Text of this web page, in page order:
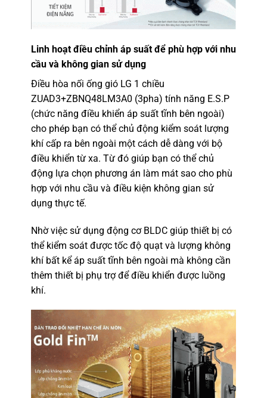
Linh hoạt điều chỉnh áp suất để phù hợp với nhu
cầu và không gian sử dụng
Điều hòa nối ống gió LG 1 chiều
ZUAD3+ZBNQ48LM3A0 (3pha) tính năng E.S.P
(chức năng điều khiển áp suất tĩnh bên ngoài)
cho phép bạn có thể chủ động kiểm soát lượng
khí cấp ra bên ngoài một cách dễ dàng với bộ
điều khiển từ xa. Từ đó giúp bạn có thể chủ
động lựa chọn phương án làm mát sao cho phù
hợp với nhu cầu và điều kiện không gian sử
dụng thực tế.
Nhờ việc sử dụng động cơ BLDC giúp thiết bị có
thểkiểm soát được tốc độ quạt và lượng không
khíbất kể áp suất tĩnh bên ngoài mà không cần
thêm thiết bị phụ trợ để điều khiển được luồng
khí.